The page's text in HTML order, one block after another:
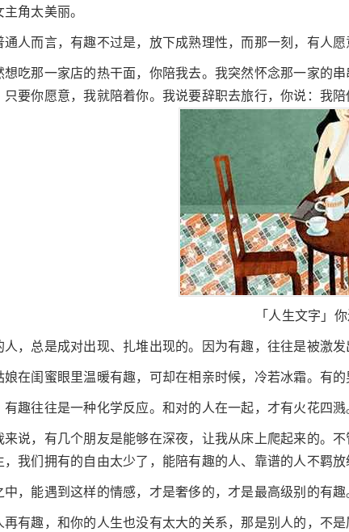
主角太美丽。
通人而言，有趣不过是，放下成熟理性，而那一刻，有人愿
想吃那一家店的热干面，你陪我去。我突然怀念那一家的
只要你愿意，我就陪着你。我说要辞职去旅行，你说：我陪
「人生文字」
人，总是成对出现、扎堆出现的。因为有趣，往往是被激发
娘在闺蜜眼里温暖有趣，可却在相亲时候，冷若冰霜。有
有趣往往是一种化学反应。和对的人在一起，才有火花四溅
来说，有几个朋友是能够在深夜，让我从床上爬起来的。
，我们拥有的自由太少了，能陪有趣的人、靠谱的人不羁放
中，能遇到这样的情感，才是奢侈的，才是最高级别的有趣
再有趣，和你的人生也没有太大的关系，那是别人的，不是